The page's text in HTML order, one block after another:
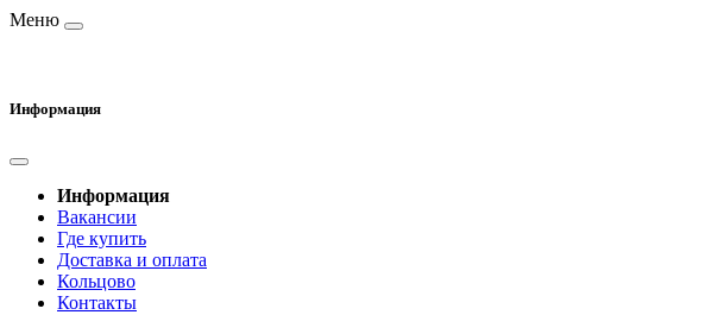
Меню
Информация
Информация
Вакансии
Где купить
Доставка и оплата
Кольцово
Контакты